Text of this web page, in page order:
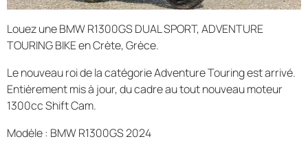
Louez une BMW R1300GS DUAL SPORT, ADVENTURE
TOURING BIKE en Crète, Grèce.
Le nouveau roi de la catégorie Adventure Touring est arrivé.
Entièrement mis à jour, du cadre au tout nouveau moteur
1300cc Shift Cam.
Modèle : BMW R1300GS 2024